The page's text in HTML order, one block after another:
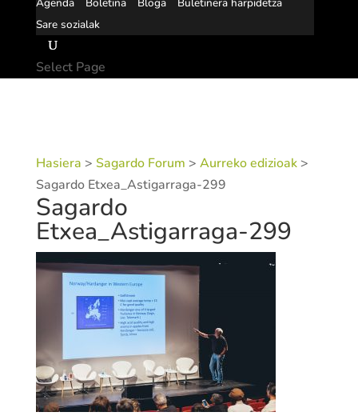
Sare sozialak
Select Page
Hasiera > Sagardo Forum > Aurreko edizioak>
Sagardo Etxea_Astigarraga-299
Sagardo
Etxea_Astigarraga-299